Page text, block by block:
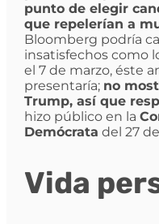
punto de elegir
que repelerían a
Bloomberg podría
insatisfechos como
el 7 de marzo, éste
presentaría; no
Trump, así que
hizo público en la
Demócrata del 27
Vida